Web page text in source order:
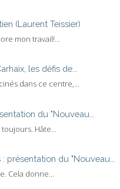
(Laurent Teissier)
mon travail!...
les défis de...
dans ce centre,...
du "Nouveau...
Hâte...
présentation du "Nouveau...
Cela donne...